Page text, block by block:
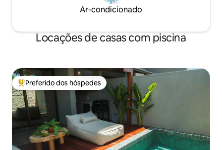
Ar-condicionado
Locações de casas com piscina
Entre os melhores preferidos dos hóspedes
Preferido dos hóspedes